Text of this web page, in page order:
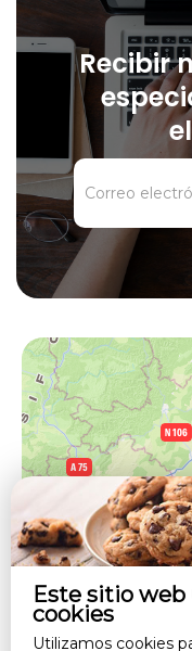
Este sitio web
cookies
Utilizamos cookies
Recibir
Alpilles
GÎTE 3★ · 2 À